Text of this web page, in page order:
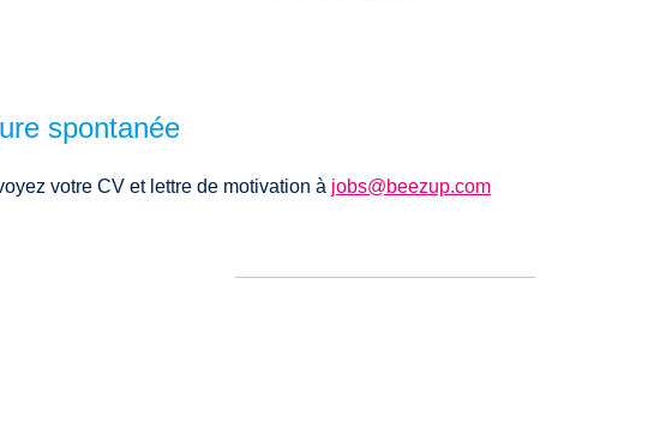
spontanée
votre CV et lettre de motivation à jobs@beezup.com